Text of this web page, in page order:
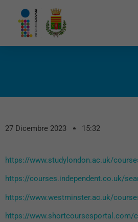
27 Dicembre 2023 15:32
https://www.studylondon.ac.uk/
https://courses.independent.co.uk/
https://www.westminster.ac.uk/
https://www.shortcoursesportal.com/